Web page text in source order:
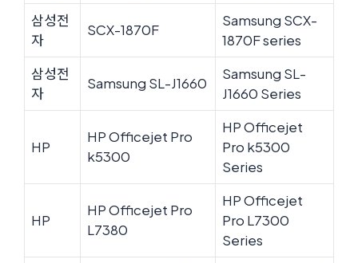
삼성전
자
SCX-1870F
Samsung SCX-
1870F series
삼성전
자
Samsung SL-J1660
Samsung SL-
J1660 Series
HP
HP Officejet Pro
k5300
HP Officejet
Pro k5300
Series
HP
HP Officejet Pro
L7380
HP Officejet
Pro L7300
Series